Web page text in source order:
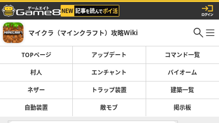
マイクラ（マインクラフト）攻略Wiki
TOPページ アップデート コマンド一覧
村人 エンチャント バイオーム
ネザー トラップ装置 建築一覧
自動装置 敵モブ 掲示板